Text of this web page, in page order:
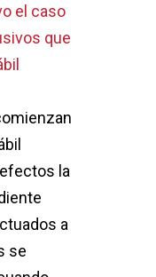
el caso
que
la
a
se